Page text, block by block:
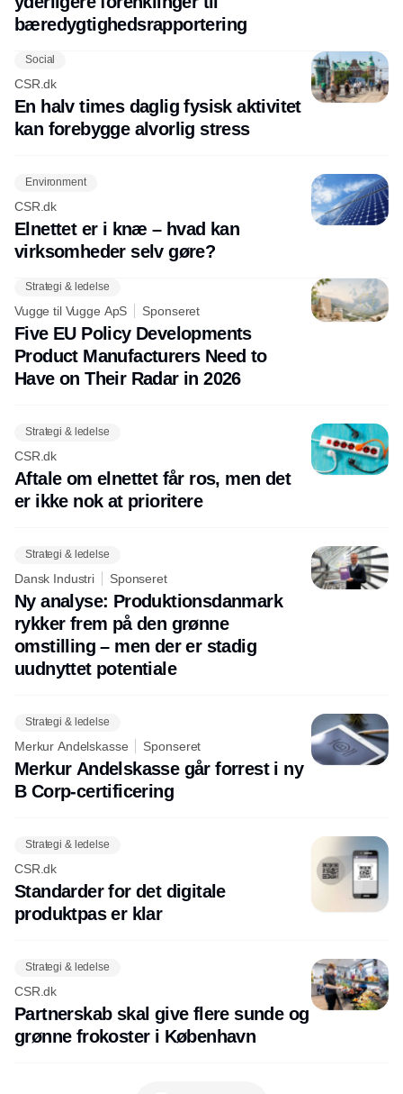
bæredygtighedsrapportering
Social
CSR.dk
En halv times daglig fysisk aktivitet
kan forebygge alvorlig stress
Environment
CSR.dk
Elnettet er i knæ – hvad kan
virksomheder selv gøre?
Strategi & ledelse
Vugge til Vugge ApS Sponseret
Five EU Policy Developments
Product Manufacturers Need to
Have on Their Radar in 2026
Strategi & ledelse
CSR.dk
Aftale om elnettet får ros, men det
er ikke nok at prioritere
Strategi & ledelse
Dansk Industri Sponseret
Ny analyse: Produktionsdanmark
rykker frem på den grønne
omstilling – men der er stadig
uudnyttet potentiale
Strategi & ledelse
Merkur Andelskasse Sponseret
Merkur Andelskasse går forrest i ny
B Corp-certificering
Strategi & ledelse
CSR.dk
Standarder for det digitale
produktpas er klar
Strategi & ledelse
CSR.dk
Partnerskab skal give flere sunde og
grønne frokoster i København